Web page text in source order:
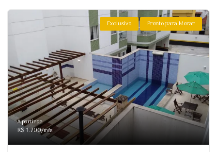
Exclusivo Pronto para Morar
A partir de:
R$ 1.700/mês